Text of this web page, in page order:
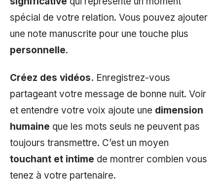
spécial de votre relation. Vous pouvez ajouter
une note manuscrite pour une touche plus
personnelle.
Créez des vidéos. Enregistrez-vous
partageant votre message de bonne nuit. Voir
et entendre votre voix ajoute une dimension
humaine que les mots seuls ne peuvent pas
toujours transmettre. C’est un moyen
touchant et intime de montrer combien vous
tenez à votre partenaire.